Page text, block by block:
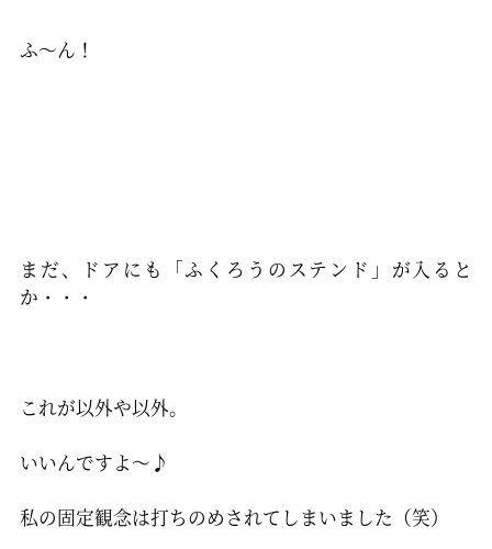
ふ～ん！
まだ、ドアにも「ふくろうのステンド」が入ると
か・・・
これが以外や以外。
いいんですよ～♪
私の固定観念は打ちのめされてしまいました（笑）